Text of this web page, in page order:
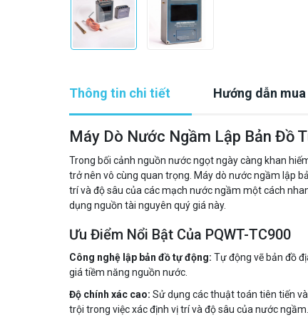
Thông tin chi tiết Hướng dẫn
Máy Dò Nước Ngầm Lập Bản Đồ
Trong bối cảnh nguồn nước ngọt ngày càng khan
trở nên vô cùng quan trọng. Máy dò nước ngầm lập
trí và độ sâu của các mạch nước ngầm một cách
dụng nguồn tài nguyên quý giá này.
Ưu Điểm Nổi Bật Của PQWT-TC900
Công nghệ lập bản đồ tự động: Tự động vẽ bản đồ
giá tiềm năng nguồn nước.
Độ chính xác cao: Sử dụng các thuật toán tiên tiến
trội trong việc xác định vị trí và độ sâu của nước ngầm.